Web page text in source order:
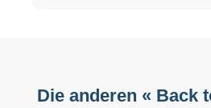
Die anderen « Back